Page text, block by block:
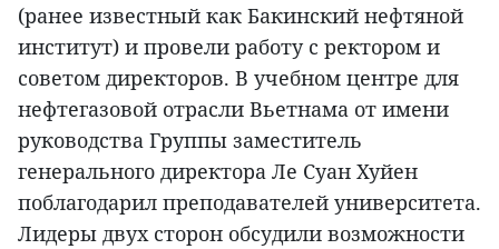
(ранее известный как Бакинский нефтяной
институт) и провели работу с ректором и
советом директоров. В учебном центре для
нефтегазовой отрасли Вьетнама от имени
руководства Группы заместитель
генерального директора Ле Суан Хуйен
поблагодарил преподавателей университета.
Лидеры двух сторон обсудили возможности